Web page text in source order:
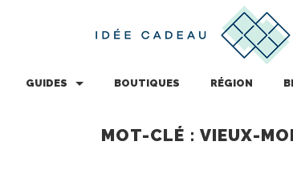
GUIDES BOUTIQUES RÉGION
MOT-CLÉ : VIEUX-